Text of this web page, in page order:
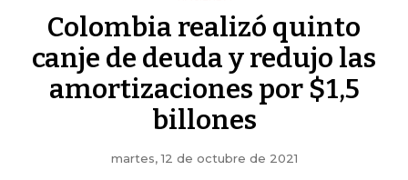
Colombia realizó quinto
canje de deuda y redujo las
amortizaciones por $1,5
billones
martes, 12 de octubre de 2021